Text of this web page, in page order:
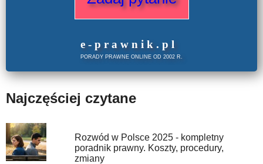
e -prawnik . pl
PORADY PRAWNE ONLINE OD 2002 R.
Najczęściej czytane
Rozwód w Polsce 2025 - kompletny
poradnik prawny. Koszty, procedury,
zmiany